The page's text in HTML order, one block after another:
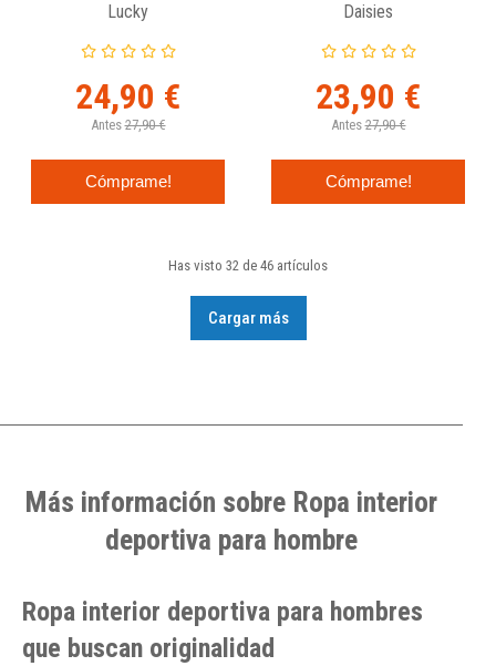
Lucky
24,90 €
Antes 27,90 €
Cómprame!
Daisies
23,90 €
Antes 27,90 €
Cómprame!
Has visto 32 de 46 artículos
Cargar más
Más información sobre Ropa interior
deportiva para hombre
Ropa interior deportiva para hombres
que buscan originalidad